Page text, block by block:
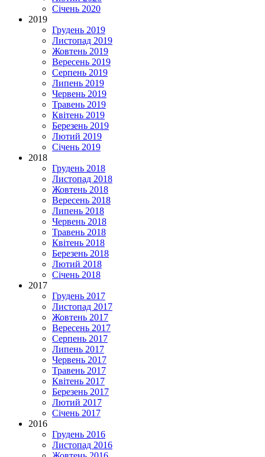
Січень 2020
2019
Грудень 2019
Листопад 2019
Жовтень 2019
Вересень 2019
Серпень 2019
Липень 2019
Червень 2019
Травень 2019
Квітень 2019
Березень 2019
Лютий 2019
Січень 2019
2018
Грудень 2018
Листопад 2018
Жовтень 2018
Вересень 2018
Липень 2018
Червень 2018
Травень 2018
Квітень 2018
Березень 2018
Лютий 2018
Січень 2018
2017
Грудень 2017
Листопад 2017
Жовтень 2017
Вересень 2017
Серпень 2017
Липень 2017
Червень 2017
Травень 2017
Квітень 2017
Березень 2017
Лютий 2017
Січень 2017
2016
Грудень 2016
Листопад 2016